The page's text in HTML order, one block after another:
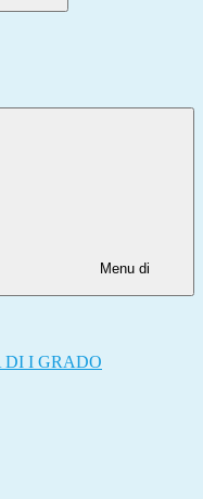
Menu di
DI I GRADO